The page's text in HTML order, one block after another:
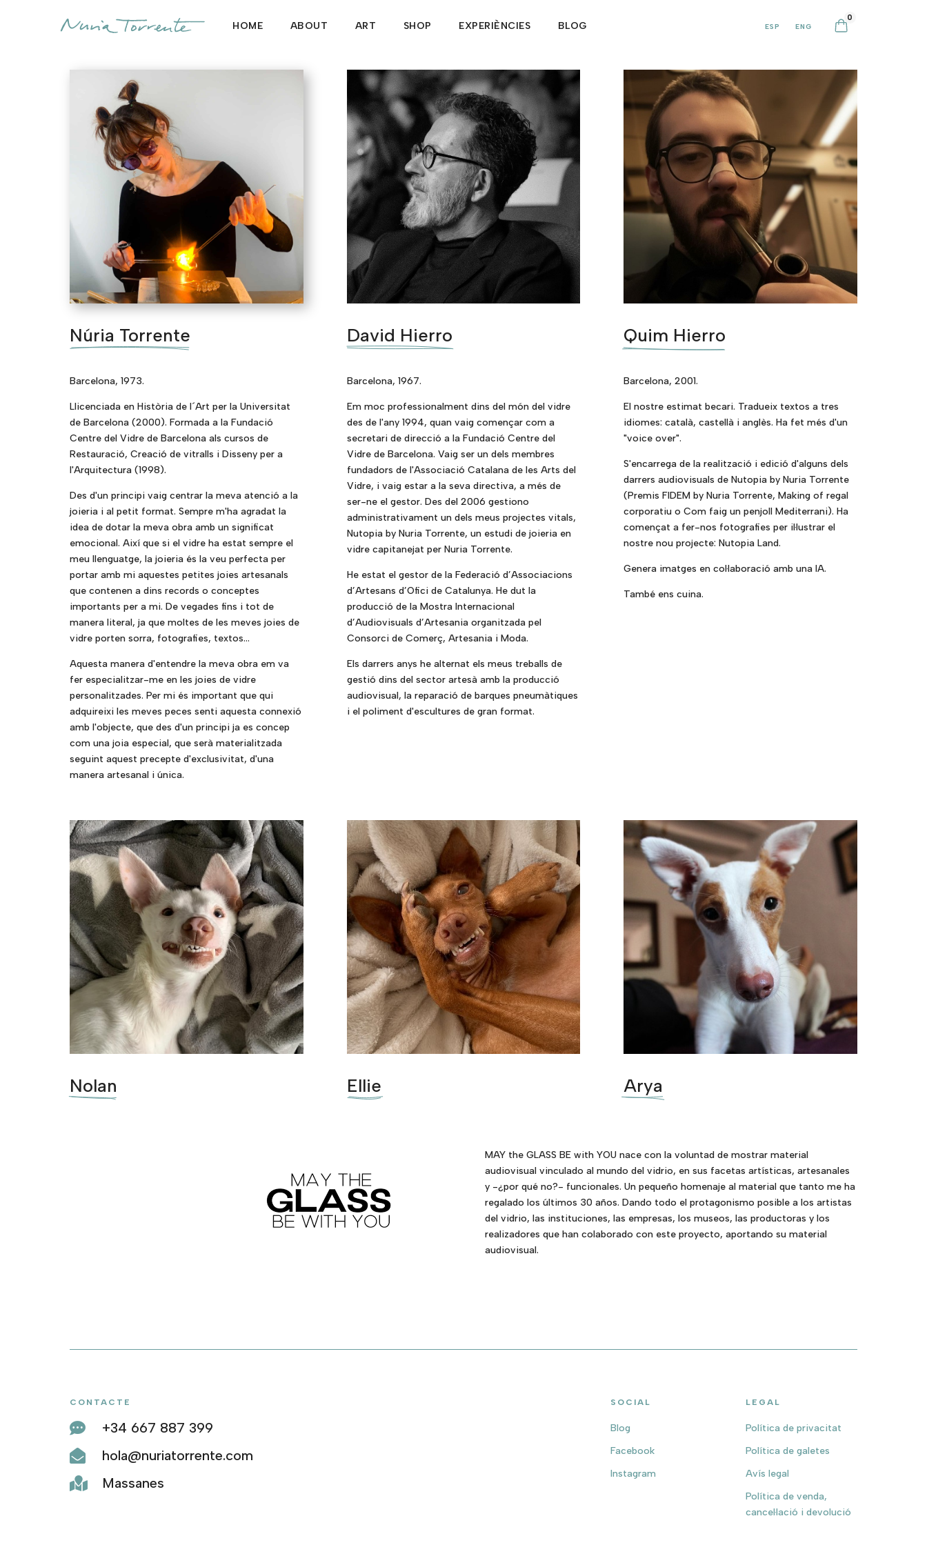
HOME ABOUT ART SHOP EXPERIÈNCIES BLOG ESP ENG
0
Núria Torrente
Barcelona, 1973.
Llicenciada en Història de l´Art per la Universitat
de Barcelona (2000). Formada a la Fundació
Centre del Vidre de Barcelona als cursos de
Restauració, Creació de vitralls i Disseny per a
l'Arquitectura (1998).
Des d'un principi vaig centrar la meva atenció a la
joieria i al petit format. Sempre m'ha agradat la
idea de dotar la meva obra amb un significat
emocional. Així que si el vidre ha estat sempre el
meu llenguatge, la joieria és la veu perfecta per
portar amb mi aquestes petites joies artesanals
que contenen a dins records o conceptes
importants per a mi. De vegades fins i tot de
manera literal, ja que moltes de les meves joies de
vidre porten sorra, fotografies, textos…
Aquesta manera d'entendre la meva obra em va
fer especialitzar-me en les joies de vidre
personalitzades. Per mi és important que qui
adquireixi les meves peces senti aquesta connexió
amb l'objecte, que des d'un principi ja es concep
com una joia especial, que serà materialitzada
seguint aquest precepte d'exclusivitat, d'una
manera artesanal i única.
David Hierro
Barcelona, 1967.
Em moc professionalment dins del món del vidre
des de l'any 1994, quan vaig començar com a
secretari de direcció a la Fundació Centre del
Vidre de Barcelona. Vaig ser un dels membres
fundadors de l'Associació Catalana de les Arts del
Vidre, i vaig estar a la seva directiva, a més de
ser-ne el gestor. Des del 2006 gestiono
administrativament un dels meus projectes vitals,
Nutopia by Nuria Torrente, un estudi de joieria en
vidre capitanejat per Nuria Torrente.
He estat el gestor de la Federació d’Associacions
d’Artesans d’Ofici de Catalunya. He dut la
producció de la Mostra Internacional
d’Audiovisuals d’Artesania organitzada pel
Consorci de Comerç, Artesania i Moda.
Els darrers anys he alternat els meus treballs de
gestió dins del sector artesà amb la producció
audiovisual, la reparació de barques pneumàtiques
i el poliment d'escultures de gran format.
Quim Hierro
Barcelona, 2001.
El nostre estimat becari. Tradueix textos a tres
idiomes: català, castellà i anglès. Ha fet més d'un
"voice over".
S'encarrega de la realització i edició d'alguns dels
darrers audiovisuals de Nutopia by Nuria Torrente
(Premis FIDEM by Nuria Torrente, Making of regal
corporatiu o Com faig un penjoll Mediterrani). Ha
començat a fer-nos fotografies per il·lustrar el
nostre nou projecte: Nutopia Land.
Genera imatges en col·laboració amb una IA.
També ens cuina.
Nolan Ellie Arya
MAY the GLASS BE with YOU nace con la voluntad de mostrar material
audiovisual vinculado al mundo del vidrio, en sus facetas artísticas, artesanales
y -¿por qué no?- funcionales. Un pequeño homenaje al material que tanto me ha
regalado los últimos 30 años. Dando todo el protagonismo posible a los artistas
del vidrio, las instituciones, las empresas, los museos, las productoras y los
realizadores que han colaborado con este proyecto, aportando su material
audiovisual.
CONTACTE
 +34 667 887 399
 hola@nuriatorrente.com
 Massanes
SOCIAL
Blog
Facebook
Instagram
LEGAL
Política de privacitat
Política de galetes
Avís legal
Política de venda,
cancel·lació i devolució